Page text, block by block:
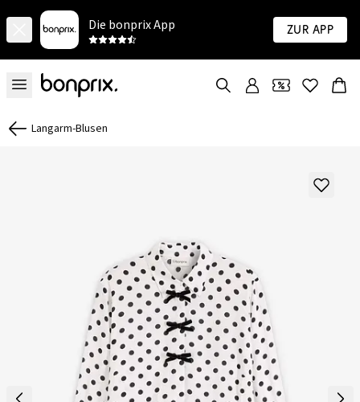
Die bonprix App Zur App
Langarm-Blusen